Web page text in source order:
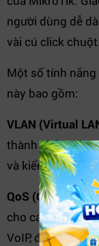
người dùng dễ
vài cú click chuột.
Một số tính
này bao gồm:
VLAN (Virtual
thành nhiều
và kiểm soát lưu
QoS (Quality of
cho các ứng
VoIP, đảm bảo